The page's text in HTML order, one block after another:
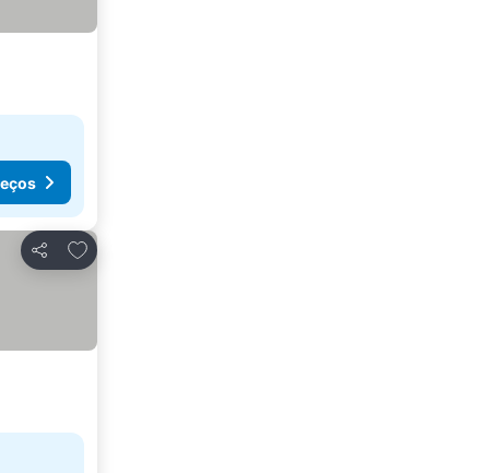
Partilhar
Adicionar aos favoritos